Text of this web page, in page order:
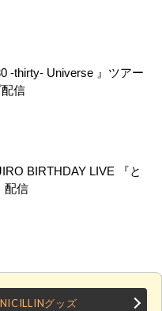
-thirty- Universe 』ツアー
信
BIRTHDAY LIVE 『と
配信
グッズ